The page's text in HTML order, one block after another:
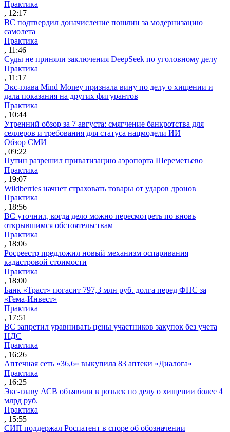
Практика
, 12:17
ВС подтвердил доначисление пошлин за модернизацию
самолета
Практика
, 11:46
Суды не приняли заключения DeepSeek по уголовному делу
Практика
, 11:17
Экс-глава Mind Money признала вину по делу о хищении и
дала показания на других фигурантов
Практика
, 10:44
Утренний обзор за 7 августа: смягчение банкротства для
селлеров и требования для статуса нацмодели ИИ
Обзор СМИ
, 09:22
Путин разрешил приватизацию аэропорта Шереметьево
Практика
, 19:07
Wildberries начнет страховать товары от ударов дронов
Практика
, 18:56
ВС уточнил, когда дело можно пересмотреть по вновь
открывшимся обстоятельствам
Практика
, 18:06
Росреестр предложил новый механизм оспаривания
кадастровой стоимости
Практика
, 18:00
Банк «Траст» погасит 797,3 млн руб. долга перед ФНС за
«Гема-Инвест»
Практика
, 17:51
ВС запретил уравнивать цены участников закупок без учета
НДС
Практика
, 16:26
Аптечная сеть «36,6» выкупила 83 аптеки «Диалога»
Практика
, 16:25
Экс-главу АСВ объявили в розыск по делу о хищении более 4
млрд руб.
Практика
, 15:55
СИП поддержал Роспатент в споре об обозначении